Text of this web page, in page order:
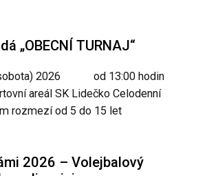
„OBECNÍ TURNAJ“
2026 od 13:00 hodin
areál SK Lidečko Celodenní
rozmezí od 5 do 15 let
2026 – Volejbalový